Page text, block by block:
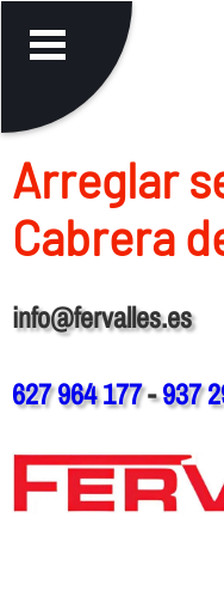
Arreglar
Cabrera
info@fervalles.es
627 964 177-937